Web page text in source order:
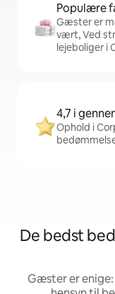
Populære
Gæster er
vært, Ved
lejeboliger i
4,7 i
Ophold i
De bedst
Gæster er